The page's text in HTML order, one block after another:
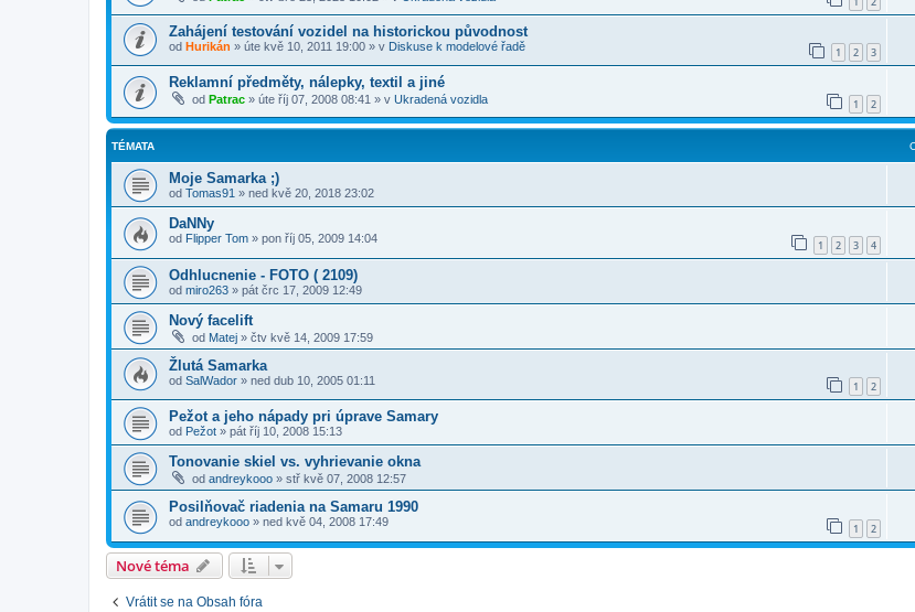
Zahájení testování vozidel na historickou původnost
od Hurikán » úte kvě 10, 2011 19:00 » v Diskuse k modelové řadě 1 2 3
Reklamní předměty, nálepky, textil a jiné
od Patrac » úte říj 07, 2008 08:41 » v Ukradená vozidla 1 2
TÉMATA
Moje Samarka ;)
od Tomas91 » ned kvě 20, 2018 23:02
DaNNy
od Flipper Tom » pon říj 05, 2009 14:04 1 2 3 4
Odhlucnenie - FOTO ( 2109)
od miro263 » pát črc 17, 2009 12:49
Nový facelift
od Matej » čtv kvě 14, 2009 17:59
Žlutá Samarka
od SalWador » ned dub 10, 2005 01:11 1 2
Pežot a jeho nápady pri úprave Samary
od Pežot » pát říj 10, 2008 15:13
Tonovanie skiel vs. vyhrievanie okna
od andreykooo » stř kvě 07, 2008 12:57
Posilňovač riadenia na Samaru 1990
od andreykooo » ned kvě 04, 2008 17:49 1 2
Nové téma
Vrátit se na Obsah fóra